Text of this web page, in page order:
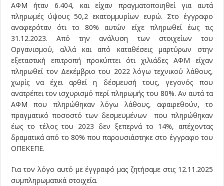
ΑΦΜ ήταν 6.404, και είχαν πραγματοποιηθεί για αυτά
πληρωμές ύψους 50,2 εκατομμυρίων ευρώ. Στο έγγραφο
αναφερόταν ότι το 80% αυτών είχε πληρωθεί έως τις
31.12.2023. Από την ανάλυση των στοιχείων του
Οργανισμού, αλλά και από καταθέσεις μαρτύρων στην
εξεταστική επιτροπή προκύπτει ότι χιλιάδες ΑΦΜ είχαν
πληρωθεί τον Δεκέμβριο του 2022 λόγω τεχνικού λάθους,
χωρίς να έχει αρθεί η δέσμευσή τους, γεγονός που
ανατρέπει τον ισχυρισμό περί πληρωμής του 80%. Αν αυτά τα
ΑΦΜ που πληρώθηκαν λόγω λάθους, αφαιρεθούν, το
πραγματικό ποσοστό των δεσμευμένων που πληρώθηκαν
έως το τέλος του 2023 δεν ξεπερνά το 14%, απέχοντας
δραματικά από το 80% που παρουσιάστηκε στο έγγραφο του
ΟΠΕΚΕΠΕ.
Για τον λόγο αυτό με έγγραφό μας ζητήσαμε στις 12.11.2025
συμπληρωματικά στοιχεία.